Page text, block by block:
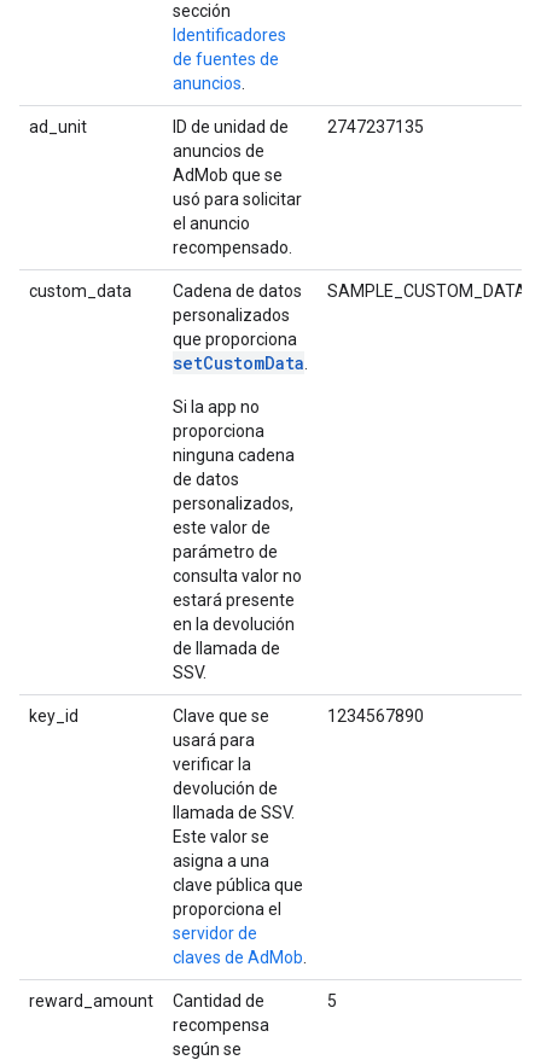
sección
Identificadores
de fuentes de
anuncios
ad_unit
ID de unidad de
anuncios de
AdMob que se
usó para solicitar
el anuncio
recompensado.
2747237135
custom_data
Cadena de datos
personalizados
que proporciona
setCustomData
Si la app no
proporciona
ninguna cadena
de datos
personalizados,
este valor de
parámetro de
consulta valor no
estará presente
en la devolución
de llamada de
SSV.
key_id
Clave que se
usará para
verificar la
devolución de
llamada de SSV.
Este valor se
asigna a una
clave pública que
proporciona el
servidor de
claves de AdMob
1234567890
reward_amount
Cantidad de
recompensa
según se
5